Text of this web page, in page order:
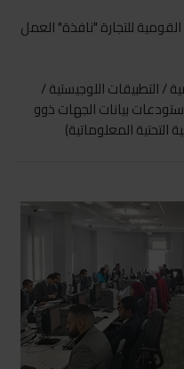
للتجارة "نافذة" العمل
/ التطبيقات اللوجيستية /
بيانات الجهات ذوو
التحتية المعلوماتية)